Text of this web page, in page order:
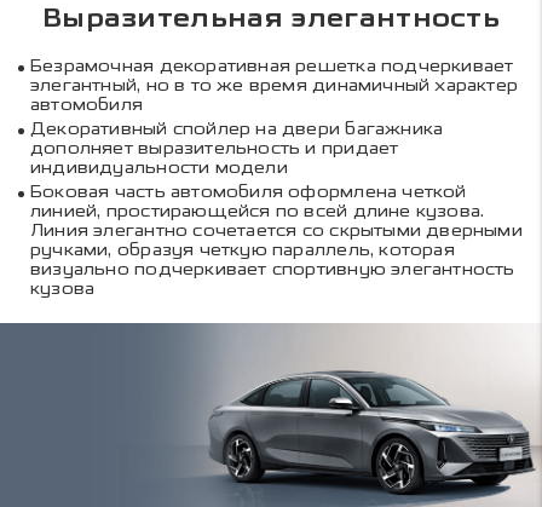
Выразительная элегантность
Безрамочная декоративная решетка подчеркивает
элегантный, но в то же время динамичный характер
автомобиля
Декоративный спойлер на двери багажника
дополняет выразительность и придает
индивидуальности модели
Боковая часть автомобиля оформлена четкой
линией, простирающейся по всей длине кузова.
Линия элегантно сочетается со скрытыми дверными
ручками, образуя четкую параллель, которая
визуально подчеркивает спортивную элегантность
кузова